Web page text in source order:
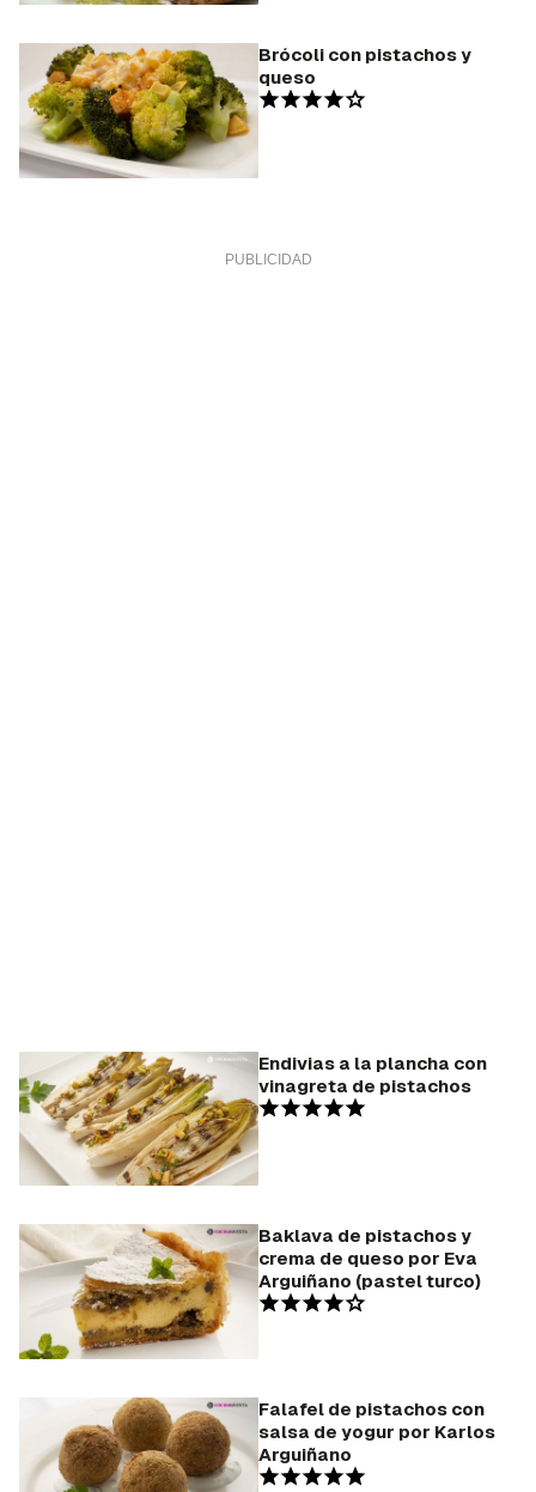
Brócoli con pistachos y
queso
Endivias a la plancha con
vinagreta de pistachos
Baklava de pistachos y
crema de queso por Eva
Arguiñano (pastel turco)
Falafel de pistachos con
salsa de yogur por Karlos
Arguiñano